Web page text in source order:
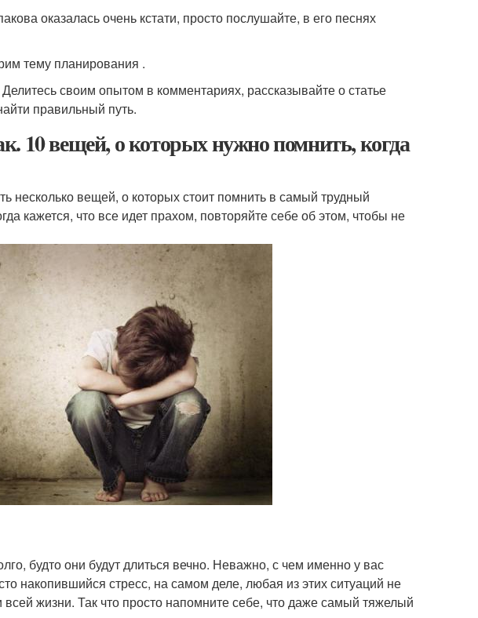
оказалась очень кстати, просто послушайте, в его песнях
тему планирования .
своим опытом в комментариях, рассказывайте о статье
правильный путь.
10 вещей, о которых нужно помнить, когда
несколько вещей, о которых стоит помнить в самый трудный
кажется, что все идет прахом, повторяйте себе об этом, чтобы не
будто они будут длиться вечно. Неважно, с чем именно у вас
накопившийся стресс, на самом деле, любая из этих ситуаций не
жизни. Так что просто напомните себе, что даже самый тяжелый